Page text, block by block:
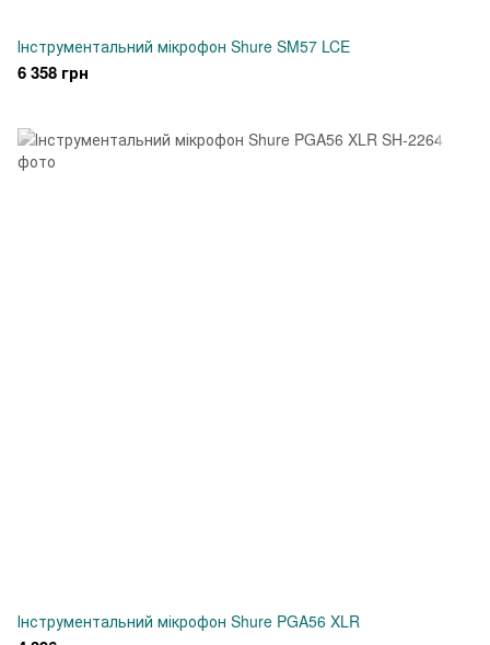
Інструментальний мікрофон Shure SM57 LCE
6 358 грн
Інструментальний мікрофон Shure PGA56 XLR